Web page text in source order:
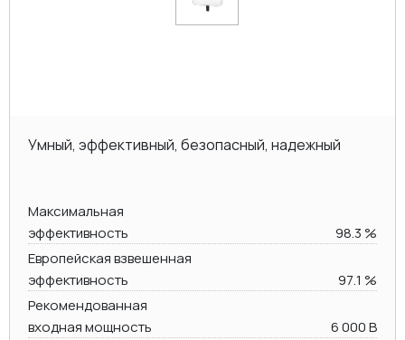
Умный, эффективный, безопасный, надежный
Максимальная
эффективность
98.3 %
Европейская взвешенная
эффективность
97.1 %
Рекомендованная
входная мощность
6 000 В